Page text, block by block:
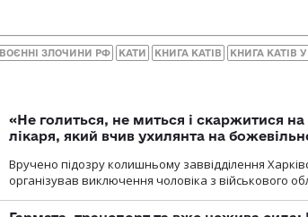
ВОЄННІ ЗЛОЧИНИ РФ КАТИ КНИГА КАТІВ КНИГА КАТІВ
«Не голиться, не миться і скаржитися на
лікаря, який вчив ухилянта на
Вручено підозру колишньому заввідділення
організував виключення чоловіка з військового